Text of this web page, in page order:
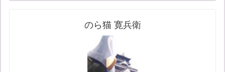
のら猫 寛兵衛